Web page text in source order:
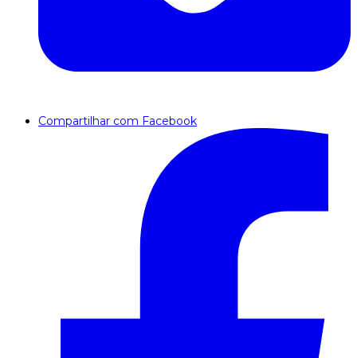
Compartilhar com Facebook